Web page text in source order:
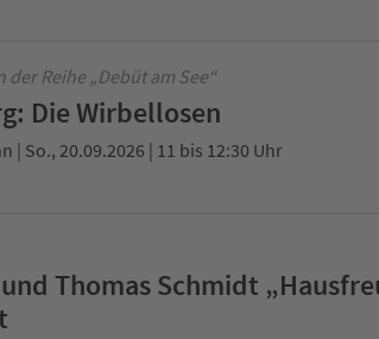
Reihe „Debüt am See“
Die Wirbellosen
So., 20.09.2026 | 11 bis 12:30 Uhr
Thomas Schmidt